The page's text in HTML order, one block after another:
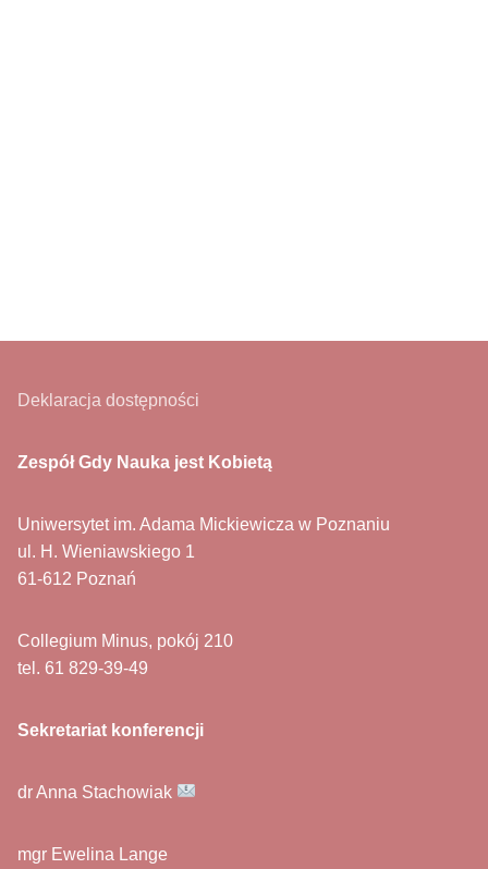
Deklaracja dostępności
Zespół Gdy Nauka jest Kobietą
Uniwersytet im. Adama Mickiewicza w Poznaniu
ul. H. Wieniawskiego 1
61-612 Poznań
Collegium Minus, pokój 210
tel. 61 829-39-49
Sekretariat konferencji
dr Anna Stachowiak
mgr Ewelina Lange